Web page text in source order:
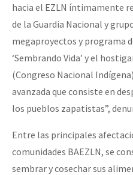
la naturaleza bajo asedio)
Medios Libres
COVID-19
Eventos
hacia el EZLN íntimamente
de la Guardia Nacional y
megaproyectos y programa
‘Sembrando Vida’ y el
(Congreso Nacional
avanzada que consiste en
los pueblos zapatistas”,
Entre las principales
comunidades BAEZLN, se
sembrar y cosechar sus